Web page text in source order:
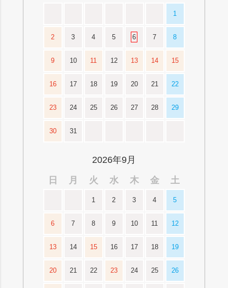
1
2 3 4 5 6 7 8
9 10 11 12 13 14 15
16 17 18 19 20 21 22
23 24 25 26 27 28 29
30 31
2026年9月
日
月 火 水 木 金 土
1 2 3 4 5
6 7 8 9 10 11 12
13 14 15 16 17 18 19
20 21 22 23 24 25 26